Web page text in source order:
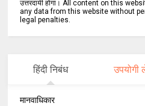
उत्तरदायी होगा। All content on this
any data from this website without
legal penalties.
हिंदी निबंध
मानवाधिकार